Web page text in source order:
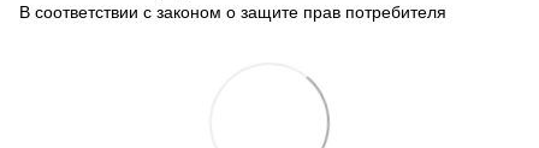
В соответствии с законом о защите прав потребителя